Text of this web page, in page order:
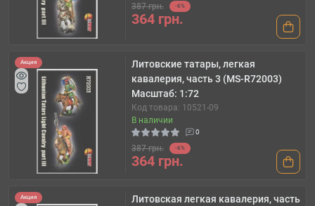
387 грн. -6%
364 грн.
Акция
Литовские татары, легкая
кавалерия, часть 3 (MS-R72003)
Масштаб: 1:72
Код товара: 10521-09
В наличии
0
387 грн. -6%
364 грн.
Акция
Литовская легкая кавалерия, часть